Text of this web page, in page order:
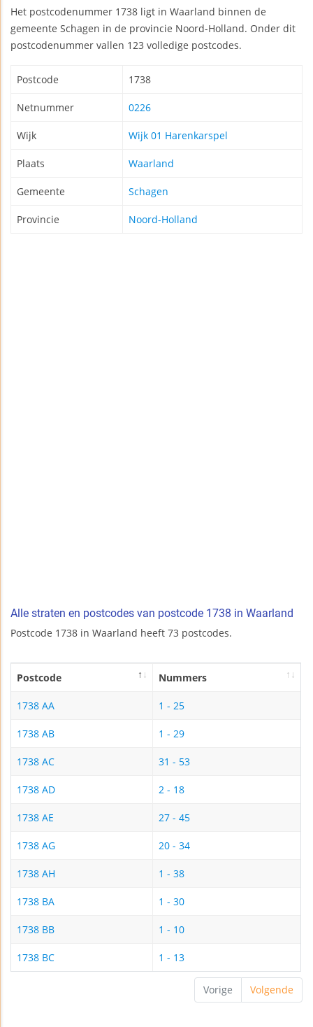
Het postcodenummer 1738 ligt in Waarland binnen de
gemeente Schagen in de provincie Noord-Holland. Onder dit
postcodenummer vallen 123 volledige postcodes.
Postcode 1738
Netnummer 0226
Wijk Wijk 01 Harenkarspel
Plaats Waarland
Gemeente Schagen
Provincie Noord-Holland
Alle straten en postcodes van postcode 1738 in Waarland
Postcode 1738 in Waarland heeft 73 postcodes.
Postcode Nummers
1738 AA 1 - 25
1738 AB 1 - 29
1738 AC 31 - 53
1738 AD 2 - 18
1738 AE 27 - 45
1738 AG 20 - 34
1738 AH 1 - 38
1738 BA 1 - 30
1738 BB 1 - 10
1738 BC 1 - 13
Vorige Volgende